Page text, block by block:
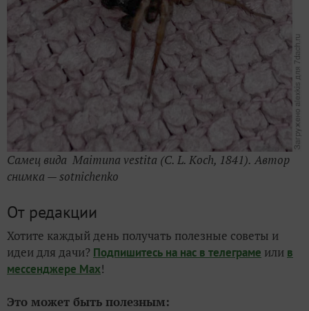
Самец вида Maimuna vestita (C. L. Koch, 1841). Автор
снимка —sotnichenko
От редакции
Хотите каждый день получать полезные советы и
идеи для дачи? Подпишитесь на нас в телеграме или в
мессенджере Max!
Это может быть полезным: